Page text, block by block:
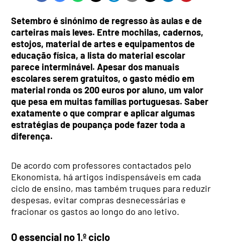
Setembro é sinónimo de regresso às aulas e de
carteiras mais leves. Entre mochilas, cadernos,
estojos, material de artes e equipamentos de
educação física, a lista do material escolar
parece interminável. Apesar dos manuais
escolares serem gratuitos, o gasto médio em
material ronda os 200 euros por aluno, um valor
que pesa em muitas famílias portuguesas. Saber
exatamente o que comprar e aplicar algumas
estratégias de poupança pode fazer toda a
diferença.
De acordo com professores contactados pelo
Ekonomista, há artigos indispensáveis em cada
ciclo de ensino, mas também truques para reduzir
despesas, evitar compras desnecessárias e
fracionar os gastos ao longo do ano letivo.
O essencial no 1.º ciclo